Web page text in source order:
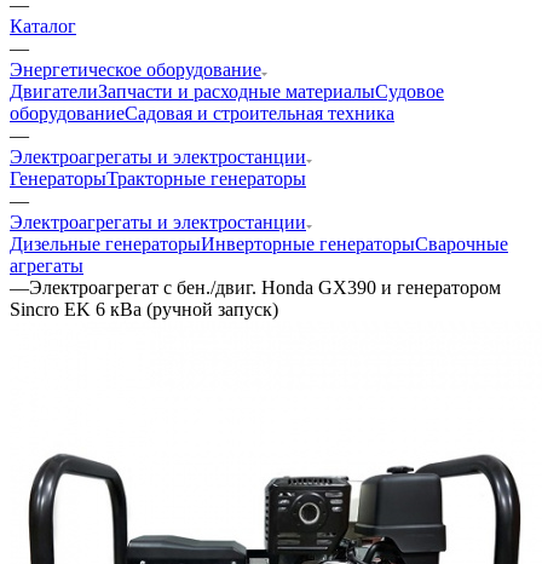
Каталог
—
Энергетическое оборудование
ДвигателиЗапчасти и расходные материалыСудовое
оборудованиеСадовая и строительная техника
—
Электроагрегаты и электростанции
ГенераторыТракторные генераторы
—
Электроагрегаты и электростанции
Дизельные генераторыИнверторные генераторыСварочные
агрегаты
—Электроагрегат с бен./двиг. Honda GX390 и генератором
Sincro EK 6 кВа (ручной запуск)